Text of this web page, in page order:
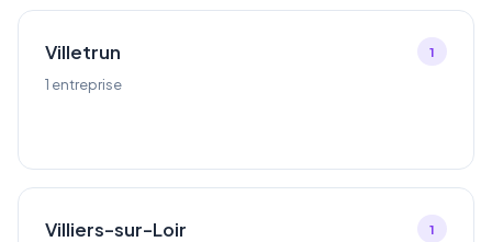
Villetrun
1 entreprise
1
Villiers-sur-Loir 1